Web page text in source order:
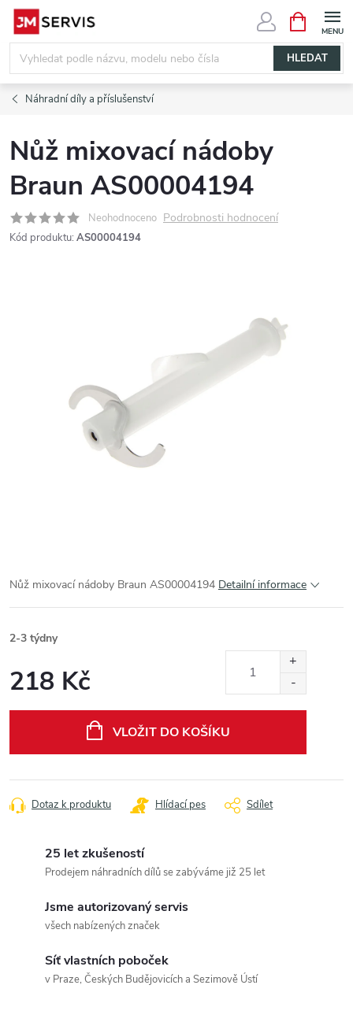
Přejít
obsah
HLEDAT
NÁKUPNÍ
KOŠÍK
Náhradní díly a příslušenství
Nůž mixovací nádoby
Braun AS00004194
Neohodnoceno Podrobnosti hodnocení
Kód produktu: AS00004194
Nůž mixovací nádoby Braun AS00004194 Detailní informace
2-3 týdny
218 Kč
VLOŽIT DO KOŠÍKU
Dotaz k produktu Hlídací pes Sdílet
25 let zkušeností
Prodejem náhradních dílů se zabýváme již 25 let
Jsme autorizovaný servis
všech nabízených značek
Síť vlastních poboček
v Praze, Českých Budějovicích a Sezimově Ústí